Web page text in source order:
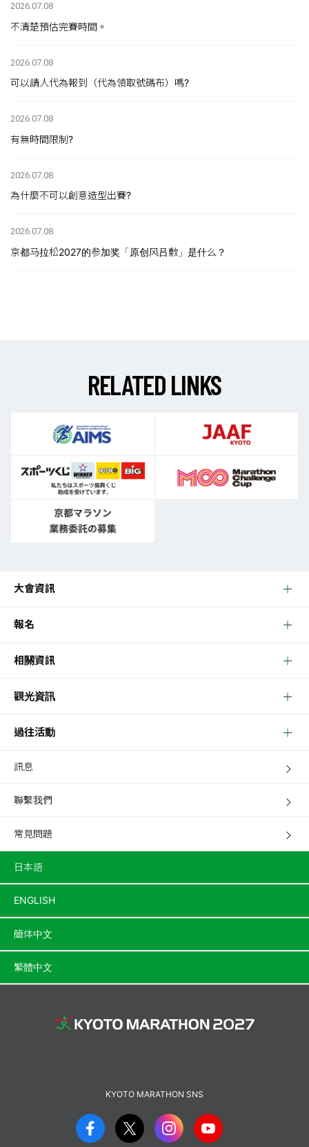
2026.07.08
不清楚預估完賽時間。
2026.07.08
可以請人代為報到（代為領取號碼布）嗎?
2026.07.08
有無時間限制?
2026.07.08
為什麼不可以創意造型出賽?
2026.07.08
京都马拉松2027的参加奖「原创风吕敷」是什么？
RELATEDLINKS
大會資訊
報名
相關資訊
觀光資訊
過往活動
訊息
聯繫我們
常見問題
日本語
ENGLISH
簡体中文
繁體中文
KYOTO MARATHON SNS